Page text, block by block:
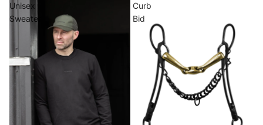
Unisex
Sweater
Curb
Bid